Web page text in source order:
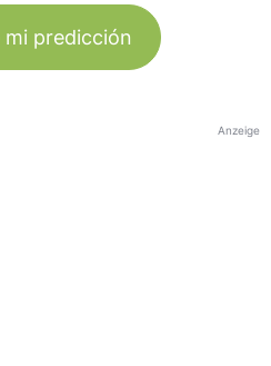
mi predicción
Anzeige